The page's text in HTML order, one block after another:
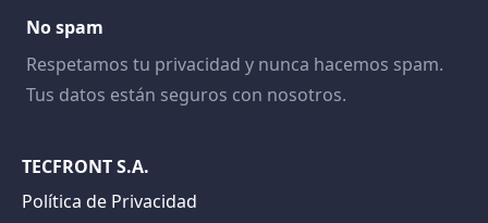
No spam
Respetamos tu privacidad y nunca hacemos spam.
Tus datos están seguros con nosotros.
TECFRONT S.A.
Política de Privacidad